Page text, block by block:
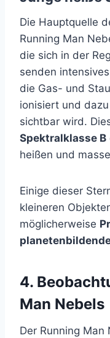
Die Hauptquelle
Running Man
die sich in der
senden
die Gas- und
ionisiert und
sichtbar wird.
Spektralklasse B
heißen und
Einige dieser
kleineren
möglicherweise
4.
Man Nebels
Der Running